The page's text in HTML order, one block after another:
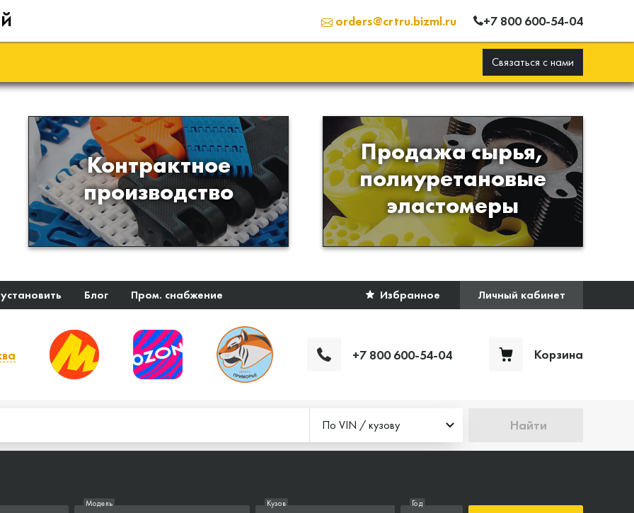
orders@crtru.bizml.ru +7 800 600-54-04
Связаться с нами
Контрактное
производство
Производство изделий из
пластиков и полимеров по
образцам либо чертежам
заказчика
Продажа сырья,
полиуретановые
эластомеры
Продажа сырья для
производства изделий из
полиуретана
Блог Пром. снабжение Избранное Личный кабинет
+7 800 600-54-04 Корзина
По VIN / кузову Найти
Модель Кузов Год